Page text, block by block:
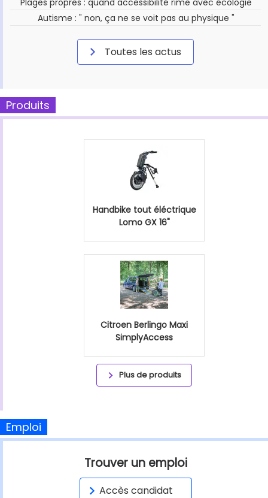
Autisme : " non, ça ne se voit pas au physique "
Toutes les actus
Produits
Handbike tout éléctrique
Lomo GX 16"
Citroen Berlingo Maxi
SimplyAccess
Plus de produits
Emploi
Trouver un emploi
Accès candidat